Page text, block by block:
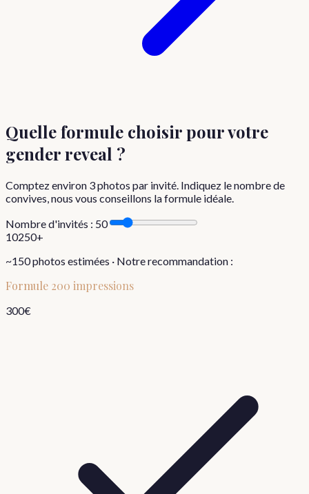
Quelle formule choisirpour votre
gender reveal ?
Comptez environ 3photos par invité. Indiquez le nombre de
convives, nous vous conseillons la formule idéale.
Nombre d'invités : 50
10250+
~150photos estimées · Notre recommandation :
Formule 200 impressions
300€